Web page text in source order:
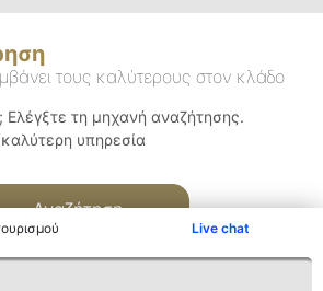
Live chat
τους καλύτερους στον κλάδο
Ελέγξτε τη μηχανή αναζήτησης.
υπηρεσία
Αναζήτηση